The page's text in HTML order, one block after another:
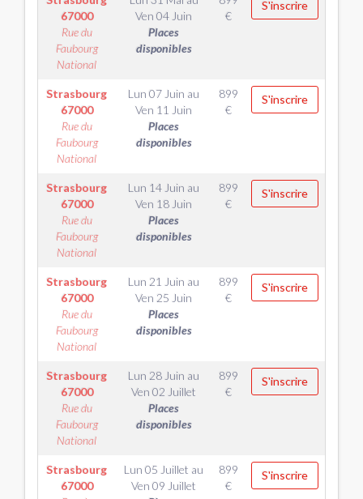
67000
Rue du
Faubourg
National
Ven 04 Juin
Places
disponibles
€
S'inscrire
Strasbourg
67000
Rue du
Faubourg
National
Lun 07 Juin au
Ven 11 Juin
Places
disponibles
899
€
S'inscrire
Strasbourg
67000
Rue du
Faubourg
National
Lun 14 Juin au
Ven 18 Juin
Places
disponibles
899
€
S'inscrire
Strasbourg
67000
Rue du
Faubourg
National
Lun 21 Juin au
Ven 25 Juin
Places
disponibles
899
€
S'inscrire
Strasbourg
67000
Rue du
Faubourg
National
Lun 28 Juin au
Ven 02 Juillet
Places
disponibles
899
€
S'inscrire
Strasbourg
67000
Lun 05 Juillet au
Ven 09 Juillet
899
€
S'inscrire